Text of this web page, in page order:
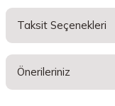
Taksit Seçenekleri
Önerileriniz